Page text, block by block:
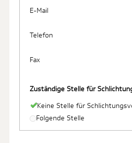
E-Mail
Telefon
Fax
Zuständige Stelle für
Keine Stelle für
Folgende Stelle